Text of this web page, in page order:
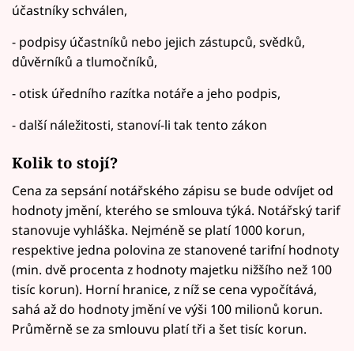
účastníky schválen,
- podpisy účastníků nebo jejich zástupců, svědků,
důvěrníků a tlumočníků,
- otisk úředního razítka notáře a jeho podpis,
- další náležitosti, stanoví-li tak tento zákon
Kolik to stojí?
Cena za sepsání notářského zápisu se bude odvíjet od
hodnoty jmění, kterého se smlouva týká. Notářský tarif
stanovuje vyhláška. Nejméně se platí 1000 korun,
respektive jedna polovina ze stanovené tarifní hodnoty
(min. dvě procenta z hodnoty majetku nižšího než 100
tisíc korun). Horní hranice, z níž se cena vypočítává,
sahá až do hodnoty jmění ve výši 100 milionů korun.
Průměrně se za smlouvu platí tři a šet tisíc korun.